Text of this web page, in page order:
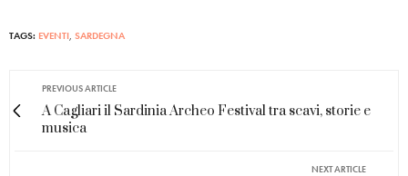
TAGS: EVENTI SARDEGNA
PREVIOUS ARTICLE
A Cagliari il Sardinia Archeo Festival tra scavi, storie e
musica
NEXT ARTICLE